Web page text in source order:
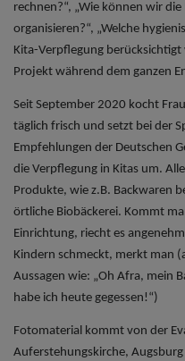
rechnen?“, „Wie können wir
organisieren?“, „Welche
Kita-Verpflegung berücksichtigt
Projekt während dem ganzen
Seit September 2020 kocht
täglich frisch und setzt bei der
Empfehlungen der Deutschen
die Verpflegung in Kitas um.
Produkte, wie z.B. Backwaren
örtliche Biobäckerei. Kommt
Einrichtung, riecht es
Kindern schmeckt, merkt man
Aussagen wie: „Oh Afra, mein
habe ich heute gegessen!“)
Fotomaterial kommt von der
Auferstehungskirche, Augsburg